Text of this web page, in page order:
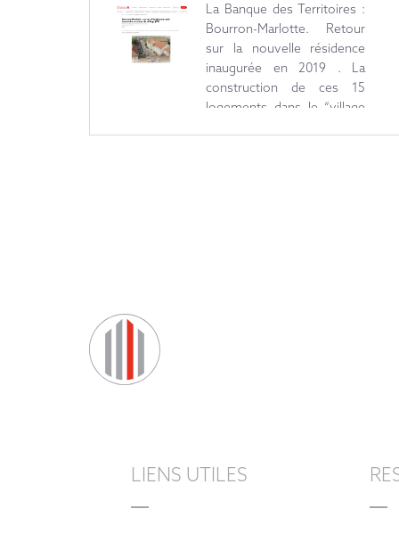
La Banque des Territoires :
Bourron-Marlotte. Retour
sur la nouvelle résidence
inaugurée en 2019 . La
construction de ces 15
logements dans le “village
LIENS UTILES